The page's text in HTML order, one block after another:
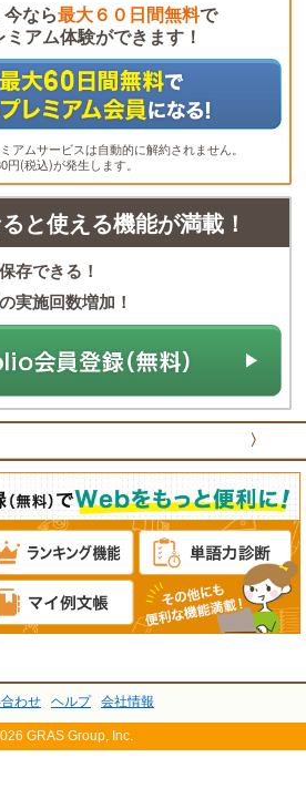
なら最大６０日間無料で
アム体験ができます！
アムサービスは自動的に解約されません。
(税込)が発生します。
と使える機能が満載！
存できる！
実施回数増加！
〉
わせ ヘルプ 会社情報
GRAS Group, Inc.